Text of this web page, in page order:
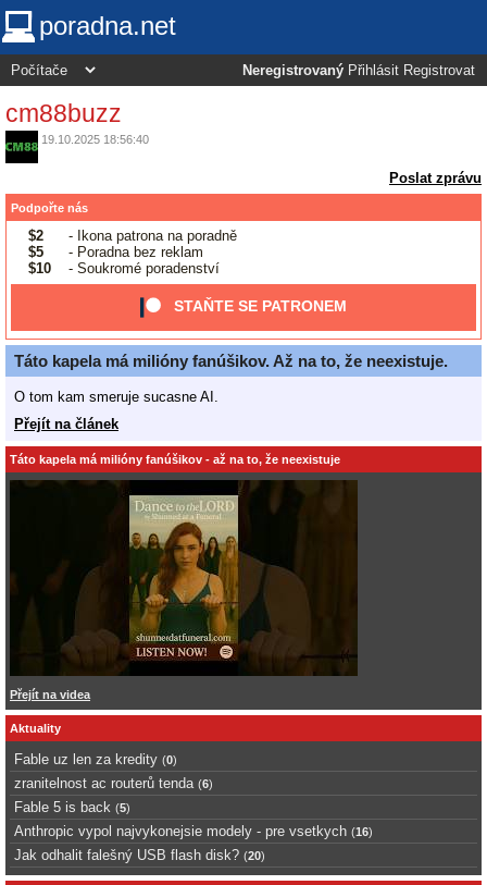
poradna.net
Neregistrovaný Přihlásit Registrovat
cm88buzz
19.10.2025 18:56:40
Poslat zprávu
Podpořte nás
$2
- Ikona patrona na poradně
$5
- Poradna bez reklam
$10
- Soukromé poradenství
STAŇTE SE PATRONEM
Táto kapela má milióny fanúšikov. Až na to, že neexistuje.
O tom kam smeruje sucasne AI.
Přejít na článek
Táto kapela má milióny fanúšikov - až na to, že neexistuje
Přejít na videa
Aktuality
Fable uz len za kredity (0)
zranitelnost ac routerů tenda (6)
Fable 5 is back (5)
Anthropic vypol najvykonejsie modely - pre vsetkych (16)
Jak odhalit falešný USB flash disk? (20)